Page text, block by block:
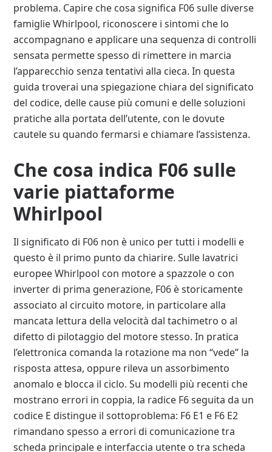
problema. Capire che cosa significa F06 sulle diverse
famiglie Whirlpool, riconoscere i sintomi che lo
accompagnano e applicare una sequenza di controlli
sensata permette spesso di rimettere in marcia
l’apparecchio senza tentativi alla cieca. In questa
guida troverai una spiegazione chiara del significato
del codice, delle cause più comuni e delle soluzioni
pratiche alla portata dell’utente, con le dovute
cautele su quando fermarsi e chiamare l’assistenza.
Che cosa indica F06 sulle
varie piattaforme
Whirlpool
Il significato di F06 non è unico per tutti i modelli e
questo è il primo punto da chiarire. Sulle lavatrici
europee Whirlpool con motore a spazzole o con
inverter di prima generazione, F06 è storicamente
associato al circuito motore, in particolare alla
mancata lettura della velocità dal tachimetro o al
difetto di pilotaggio del motore stesso. In pratica
l’elettronica comanda la rotazione ma non “vede” la
risposta attesa, oppure rileva un assorbimento
anomalo e blocca il ciclo. Su modelli più recenti che
mostrano errori in coppia, la radice F6 seguita da un
codice E distingue il sottoproblema: F6 E1 e F6 E2
rimandano spesso a errori di comunicazione tra
scheda principale e interfaccia utente o tra scheda